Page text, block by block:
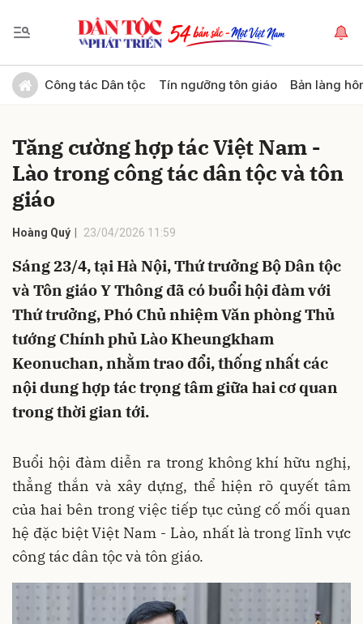
Công tác Dân tộc Tín ngưỡng tôn giáo Bản làng
Tăng cường hợp tác Việt Nam -
Lào trong công tác dân tộc và tôn
giáo
Hoàng Quý 23/04/2026 11:59
Sáng 23/4, tại Hà Nội, Thứ trưởng Bộ Dân tộc
và Tôn giáo Y Thông đã có buổi hội đàm với
Thứ trưởng, Phó Chủ nhiệm Văn phòng Thủ
tướng Chính phủ Lào Kheungkham
Keonuchan, nhằm trao đổi, thống nhất các
nội dung hợp tác trọng tâm giữa hai cơ quan
trong thời gian tới.
Buổi hội đàm diễn ra trong không khí hữu nghị,
thẳng thắn và xây dựng, thể hiện rõ quyết tâm
của hai bên trong việc tiếp tục củng cố mối quan
hệ đặc biệt Việt Nam - Lào, nhất là trong lĩnh vực
công tác dân tộc và tôn giáo.
Gửi bình luận